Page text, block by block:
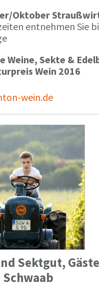
Oktober
entnehmen Sie
Weine, Sekte &
Wein 2016
wein.de
Sektgut,